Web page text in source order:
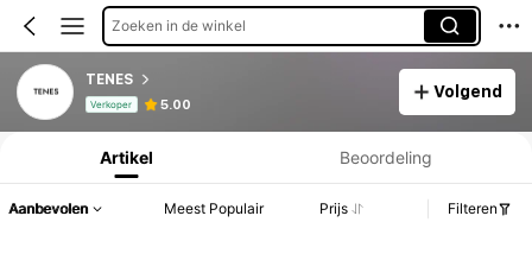
Zoeken in de winkel
TENES
Verkoper 5.00
Volgend
Productinformatie: Prijsopenbaring, Verkoop- en Voorraadgegevens.
Artikel Beoordeling
Aanbevolen Meest Populair Prijs Filteren